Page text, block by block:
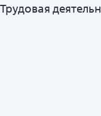
Трудовая